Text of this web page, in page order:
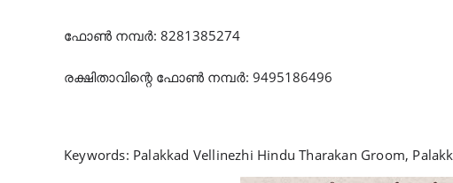
ഫോൺ നമ്പർ: 8281385274
രക്ഷിതാവിന്റെ ഫോൺ നമ്പർ: 9495186496
Keywords: Palakkad Vellinezhi Hindu Tharakan Groom,